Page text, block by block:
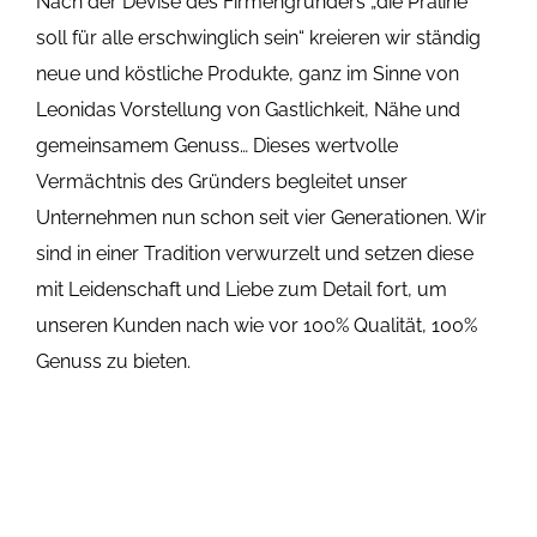
soll für alle erschwinglich sein“ kreieren wir ständig
neue und köstliche Produkte, ganz im Sinne von
Leonidas Vorstellung von Gastlichkeit, Nähe und
gemeinsamem Genuss… Dieses wertvolle
Vermächtnis des Gründers begleitet unser
Unternehmen nun schon seit vier Generationen. Wir
sind in einer Tradition verwurzelt und setzen diese
mit Leidenschaft und Liebe zum Detail fort, um
unseren Kunden nach wie vor 100% Qualität, 100%
Genuss zu bieten.